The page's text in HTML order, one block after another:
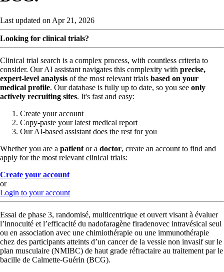
Last updated on Apr 21, 2026
Looking for clinical trials?
Clinical trial search is a complex process, with countless criteria to
consider. Our AI assistant navigates this complexity with precise,
expert-level analysis of the most relevant trials based on your
medical profile. Our database is fully up to date, so you see only
actively recruiting sites. It's fast and easy:
Create your account
Copy-paste your latest medical report
Our AI-based assistant does the rest for you
Whether you are a patient or a doctor, create an account to find and
apply for the most relevant clinical trials:
Create your account
or
Login to your account
Essai de phase 3, randomisé, multicentrique et ouvert visant à évaluer
l’innocuité et l’efficacité du nadofaragène firadenovec intravésical seul
ou en association avec une chimiothérapie ou une immunothérapie
chez des participants atteints d’un cancer de la vessie non invasif sur le
plan musculaire (NMIBC) de haut grade réfractaire au traitement par le
bacille de Calmette-Guérin (BCG).